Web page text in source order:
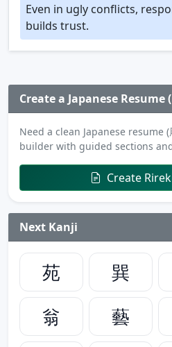
Even in ugly conflicts,
builds trust.
Create a Japanese Resume
Need a clean Japanese resume
builder with guided sections
Create
Next Kanji
苑 巽
翁
藝